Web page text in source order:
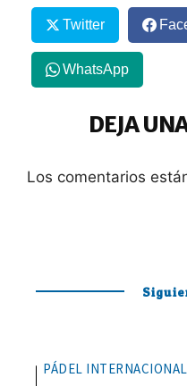
Twitter
WhatsApp
DEJA
Los comentarios
PÁDEL INTERNACIONAL